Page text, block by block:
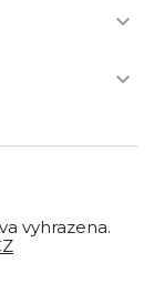


vyhrazena.